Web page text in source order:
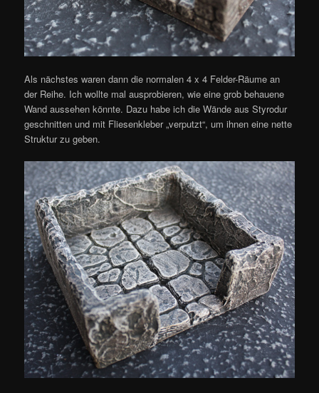
Als nächstes waren dann die normalen 4 x 4 Felder-Räume an
der Reihe. Ich wollte mal ausprobieren, wie eine grob behauene
Wand aussehen könnte. Dazu habe ich die Wände aus Styrodur
geschnitten und mit Fliesenkleber „verputzt“, um ihnen eine nette
Struktur zu geben.